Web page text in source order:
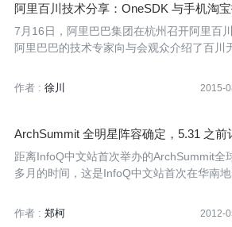
阿里百川技术分享：OneSDK 与手机淘
7月16日，阿里巴巴集团在杭州召开阿里百
阿里巴巴的技术专家向与会观众介绍了百川
作者 : 徐川 2015-
ArchSummit 全明星阵容确定，5.31 之前
距离InfoQ中文站首次举办的ArchSummit全
多月的时间，这是InfoQ中文站首次在华南地
会已经确定了75%的讲师和议题，已经确认
人，来自国内外知名公司将近30家。如果用
作者 : 郑柯 2012-